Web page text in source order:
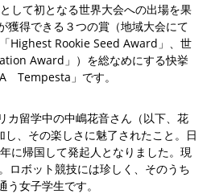
して初となる世界大会への出場を果
獲得できる３つの賞（地域大会にて
Highest Rookie Seed Award」、世
Award」）を総なめにする快挙
Tempesta」です。
カ留学中の中嶋花音さん（以下、花
し、その楽しさに魅了されたこと。日
に帰国して発起人となりました。現
ロボット競技には珍しく、そのうち
女子学生です。